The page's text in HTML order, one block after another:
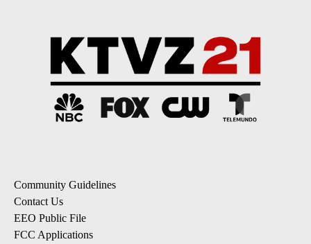
Community Guidelines
Contact Us
EEO Public File
FCC Applications